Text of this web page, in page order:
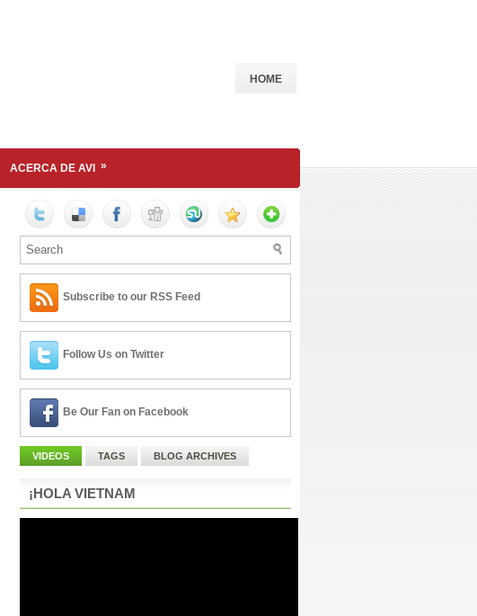
HOME
ACERCA DE AVI »
Subscribe to our RSS Feed
Follow Us on Twitter
Be Our Fan on Facebook
VIDEOS TAGS BLOG ARCHIVES
¡HOLA VIETNAM